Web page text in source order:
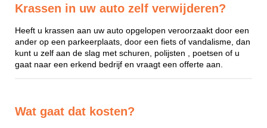
Krassen in uw auto zelf verwijderen?
Heeft u krassen aan uw auto opgelopen veroorzaakt door een
ander op een parkeerplaats, door een fiets of vandalisme, dan
kunt u zelf aan de slag met schuren, polijsten , poetsen of u
gaat naar een erkend bedrijf en vraagt een offerte aan.
Wat gaat dat kosten?